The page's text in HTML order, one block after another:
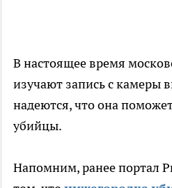
В настоящее время
изучают запись с камеры
надеются, что она
убийцы.
Напомним, ранее портал